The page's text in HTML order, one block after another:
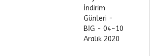
İndirim
Günleri -
BİG - 04-10
Aralık 2020